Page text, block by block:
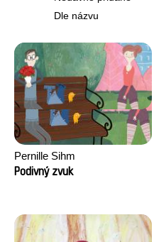
Dle názvu
Pernille Sihm
Podivný zvuk